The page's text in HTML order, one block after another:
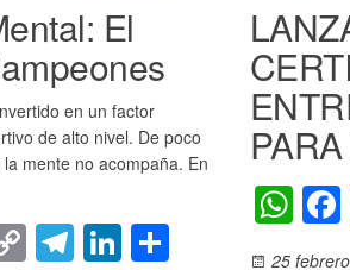
El
en un factor
de alto nivel. De poco
mente no acompaña. En
C T Li
W
h
25